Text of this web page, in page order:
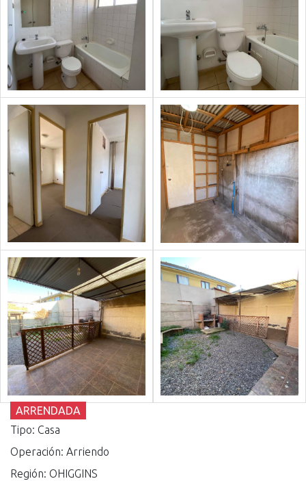
ARRENDADA
Tipo: Casa
Operación: Arriendo
Región: OHIGGINS